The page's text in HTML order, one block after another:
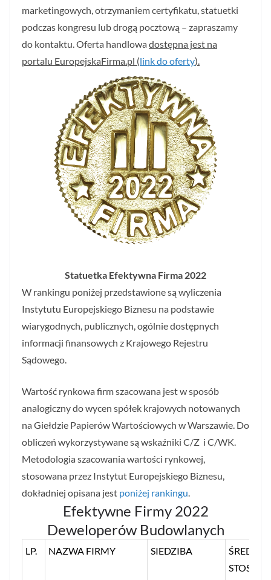
marketingowych, otrzymaniem certyfikatu, statuetki
podczas kongresu lub drogą pocztową – zapraszamy
do kontaktu. Oferta handlowadostępna jest na
portalu EuropejskaFirma.pl (link do oferty).
Statuetka Efektywna Firma 2022
W rankingu poniżej przedstawione są wyliczenia
Instytutu Europejskiego Biznesu na podstawie
wiarygodnych, publicznych, ogólnie dostępnych
informacji finansowych z Krajowego Rejestru
Sądowego.
Wartość rynkowa firm szacowana jest w sposób
analogiczny do wycen spółek krajowych notowanych
na Giełdzie Papierów Wartościowych w Warszawie. Do
obliczeń wykorzystywane są wskaźniki C/Z i C/WK.
Metodologia szacowania wartości rynkowej,
stosowana przez Instytut Europejskiego Biznesu,
dokładniej opisana jest poniżej rankingu.
Efektywne Firmy 2022
Deweloperów Budowlanych
LP. NAZWA FIRMY SIEDZIBA
ŚREDNI